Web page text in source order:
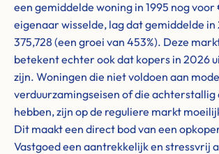
een gemiddelde woning in 1995 nog voor
eigenaar wisselde, lag dat gemiddelde
375,728 (een groei van 453%). Deze
betekent echter ook dat kopers in 2026
zijn. Woningen die niet voldoen aan
verduurzamingseisen of die achterstallig
hebben, zijn op de reguliere markt
Dit maakt een direct bod van een
Vastgoed een aantrekkelijk en stressvrij